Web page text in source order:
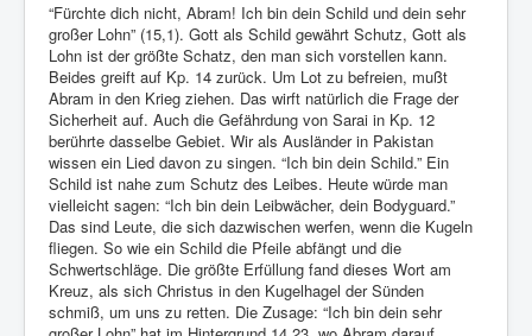
“Fürchte dich nicht, Abram! Ich bin dein Schild und dein sehr
großer Lohn” (15,1). Gott als Schild gewährt Schutz, Gott als
Lohn ist der größte Schatz, den man sich vorstellen kann.
Beides greift auf Kp. 14 zurück. Um Lot zu befreien, mußt
Abram in den Krieg ziehen. Das wirft natürlich die Frage der
Sicherheit auf. Auch die Gefährdung von Sarai in Kp. 12
berührte dasselbe Gebiet. Wir als Ausländer in Pakistan
wissen ein Lied davon zu singen. “Ich bin dein Schild.” Ein
Schild ist nahe zum Schutz des Leibes. Heute würde man
vielleicht sagen: “Ich bin dein Leibwächer, dein Bodyguard.”
Das sind Leute, die sich dazwischen werfen, wenn die Kugeln
fliegen. So wie ein Schild die Pfeile abfängt und die
Schwertschläge. Die größte Erfüllung fand dieses Wort am
Kreuz, als sich Christus in den Kugelhagel der Sünden
schmiß, um uns zu retten. Die Zusage: “Ich bin dein sehr